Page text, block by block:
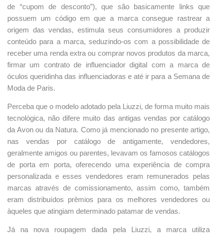
de “cupom de desconto”), que são basicamente links que
possuem um código em que a marca consegue rastrear a
origem das vendas, estimula seus consumidores a produzir
conteúdo para a marca, seduzindo-os com a possibilidade de
receber uma renda extra ou comprar novos produtos da marca,
firmar um contrato de influenciador digital com a marca de
óculos queridinha das influenciadoras e até ir para a Semana de
Moda de Paris.
Perceba que o modelo adotado pela Liuzzi, de forma muito mais
tecnológica, não difere muito das antigas vendas por catálogo
da Avon ou da Natura. Como já mencionado no presente artigo,
nas vendas por catálogo de antigamente, vendedores,
geralmente amigos ou parentes, levavam os famosos catálogos
de porta em porta, oferecendo uma experiência de compra
personalizada e esses vendedores eram remunerados pelas
marcas através de comissionamento, assim como, também
eram distribuídos prêmios para os melhores vendedores ou
àqueles que atingiam determinado patamar de vendas.
Já na nova roupagem dada pela Liuzzi, a marca utiliza